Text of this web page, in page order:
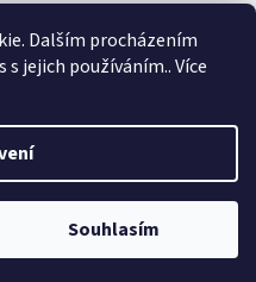
Dalším procházením
jejich používáním.. Více
Souhlasím
Shoptet
. Všechna práva vyhrazena.
cookies